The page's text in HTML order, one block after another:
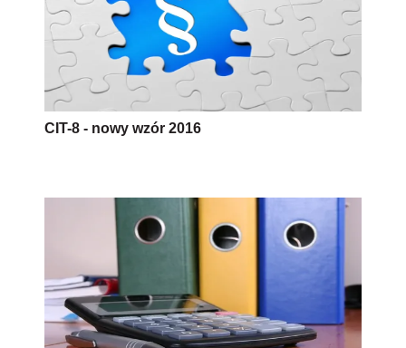
CIT-8 - nowy wzór 2016